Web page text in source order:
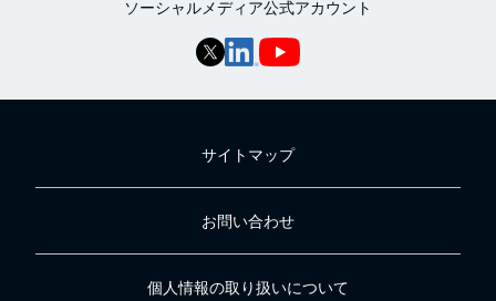
ソーシャルメディア公式アカウント
サイトマップ
お問い合わせ
個人情報の取り扱いについて